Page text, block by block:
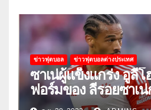
ข่าวฟุตบอล ข่าวฟุตบอลต่างประเทศ
ซาเน่ผู้แข็งแกร่ง อูลี่
ฟอร์มของ ลีรอยซาเ
วนิค